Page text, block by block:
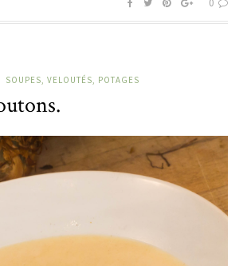
0
SOUPES, VELOUTÉS, POTAGES